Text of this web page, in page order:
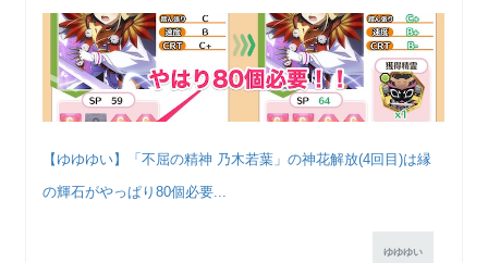
【ゆゆゆい】「不屈の精神 乃木若葉」の神花解放(4回目)は縁
の輝石がやっぱり80個必要...
ゆゆゆい